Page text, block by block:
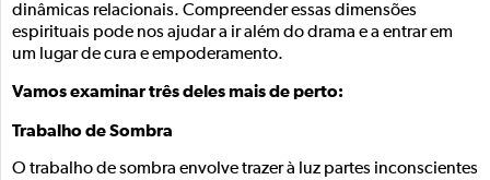
dinâmicas relacionais. Compreender essas dimensões
espirituais pode nos ajudar a ir além do drama e a entrar em
um lugar de cura e empoderamento.
Vamos examinar três deles mais de perto:
Trabalho de Sombra
O trabalho de sombra envolve trazer à luz partes inconscientes